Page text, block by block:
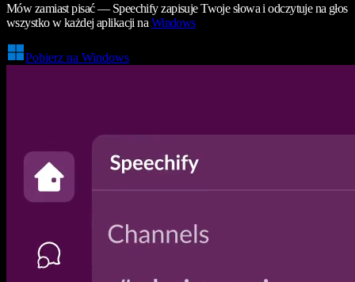
Mów zamiast pisać — Speechify zapisuje Twoje słowa i odczytuje na głos
wszystko w każdej aplikacji na Windows
Pobierz na Windows